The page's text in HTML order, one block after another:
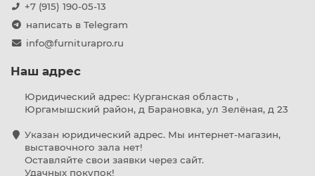
+7 (915) 190-05-13
написать в Telegram
info@furniturapro.ru
Наш адрес
Юридический адрес: Курганская область ,
Юргамышский район, д Барановка, ул Зелёная, д 23
Указан юридический адрес. Мы интернет-магазин,
выставочного зала нет!
Оставляйте свои заявки через сайт.
Удачных покупок!